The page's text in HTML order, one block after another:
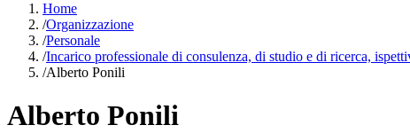
Home
/Organizzazione
/Personale
/Incarico professionale di consulenza, di studio e di ricerca,
/Alberto Ponili
Alberto Ponili